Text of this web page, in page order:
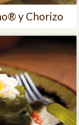
y Chorizo